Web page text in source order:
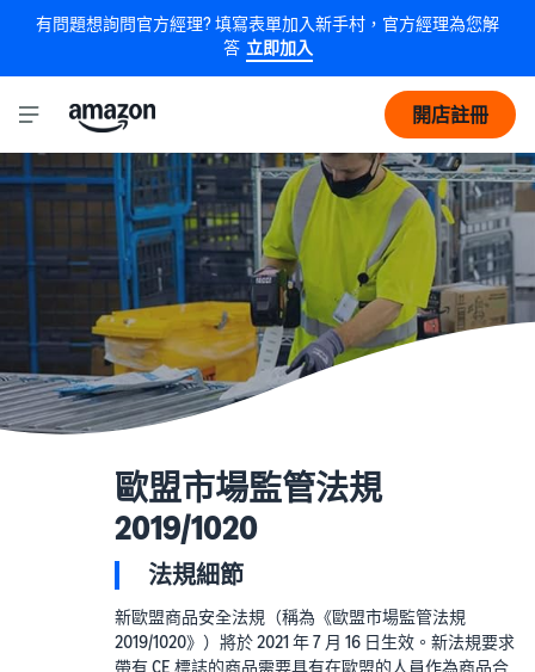
有問題想詢問官方經理? 填寫表單加入新手村，官方經理為您解
答 立即加入
開店註冊
歐盟市場監管法規
2019/1020
法規細節
新歐盟商品安全法規（稱為《歐盟市場監管法規
2019/1020》）將於 2021 年 7 月 16 日生效。新法規要求
帶有 CE 標誌的商品需要具有在歐盟的人員作為商品合